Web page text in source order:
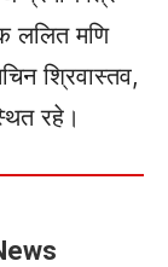
ललित मणि
श्रिवास्तव,
रहे।